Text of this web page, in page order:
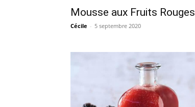
Mousse aux Fruits Rouges
Cécile - 5 septembre 2020